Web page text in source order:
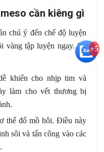
cần kiêng gì
chú ý đến chế độ luyện
vàng tập luyện ngay. Lý
khiến cho nhịp tim và
làm cho vết thương bị
thể đổ mồ hôi. Điều này
sôi và tấn công vào các
+5